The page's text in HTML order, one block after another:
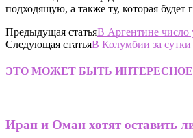
подходящую, а также ту, которая будет
Предыдущая статьяВ Аргентине число
Следующая статьяВ Колумбии за сутки
ЭТО МОЖЕТ БЫТЬ ИНТЕРЕСНО
Иран и Оман хотят оставить